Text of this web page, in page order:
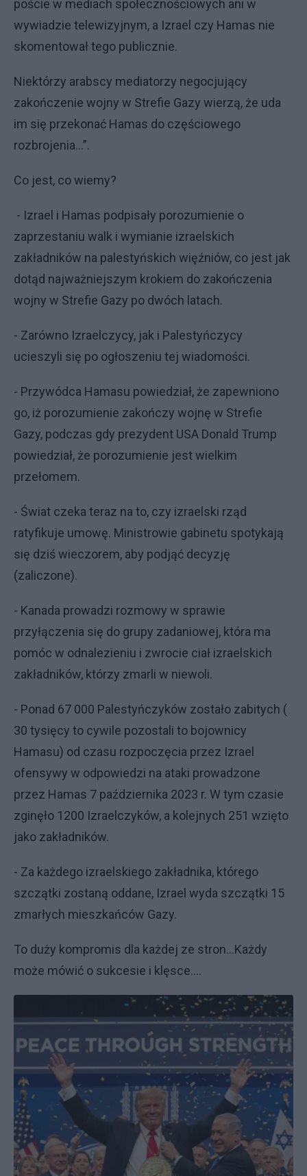
poście w mediach społecznościowych ani w
wywiadzie telewizyjnym, a Izrael czy Hamas nie
skomentował tego publicznie.
Niektórzy arabscy mediatorzy negocjujący
zakończenie wojny w Strefie Gazy wierzą, że uda
im się przekonać Hamas do częściowego
rozbrojenia...”.
Co jest, co wiemy?
- Izrael i Hamas podpisały porozumienie o
zaprzestaniu walk i wymianie izraelskich
zakładników na palestyńskich więźniów, co jest jak
dotąd najważniejszym krokiem do zakończenia
wojny w Strefie Gazy po dwóch latach.
- Zarówno Izraelczycy, jak i Palestyńczycy
ucieszyli się po ogłoszeniu tej wiadomości.
- Przywódca Hamasu powiedział, że zapewniono
go, iż porozumienie zakończy wojnę w Strefie
Gazy, podczas gdy prezydent USA Donald Trump
powiedział, że porozumienie jest wielkim
przełomem.
- Świat czeka teraz na to, czy izraelski rząd
ratyfikuje umowę. Ministrowie gabinetu spotykają
się dziś wieczorem, aby podjąć decyzję
(zaliczone).
- Kanada prowadzi rozmowy w sprawie
przyłączenia się do grupy zadaniowej, która ma
pomóc w odnalezieniu i zwrocie ciał izraelskich
zakładników, którzy zmarli w niewoli.
- Ponad 67 000 Palestyńczyków zostało zabitych (
30 tysięcy to cywile pozostali to bojownicy
Hamasu) od czasu rozpoczęcia przez Izrael
ofensywy w odpowiedzi na ataki prowadzone
przez Hamas 7 października 2023 r. W tym czasie
zginęło 1200 Izraelczyków, a kolejnych 251 wzięto
jako zakładników.
- Za każdego izraelskiego zakładnika, którego
szczątki zostaną oddane, Izrael wyda szczątki 15
zmarłych mieszkańców Gazy.
To duży kompromis dla każdej ze stron...Każdy
może mówić o sukcesie i klęsce....